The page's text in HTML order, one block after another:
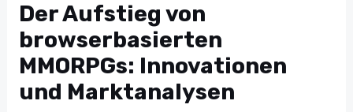
Der Aufstieg von
browserbasierten
MMORPGs: Innovationen
und Marktanalysen